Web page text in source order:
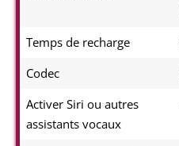
Temps de recharge
Codec
Activer Siri ou autres
assistants vocaux